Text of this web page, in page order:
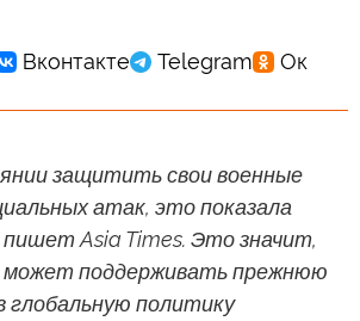
защитить свои военные
атак, это показала
Asia Times. Это значит,
может поддерживать прежнюю
глобальную политику